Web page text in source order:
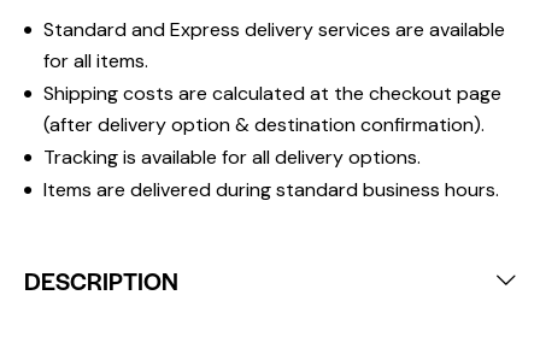
Standard and Express delivery services are available
for all items.
Shipping costs are calculated at the checkout page
(after delivery option & destination confirmation).
Tracking is available for all delivery options.
Items are delivered during standard business hours.
DESCRIPTION